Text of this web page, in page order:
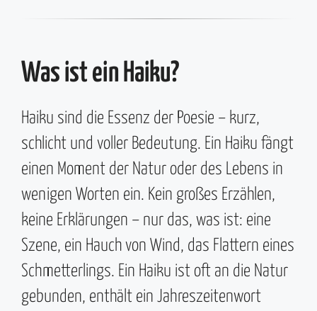
Was ist ein Haiku?
Haiku sind die Essenz der Poesie – kurz,
schlicht und voller Bedeutung. Ein Haiku fängt
einen Moment der Natur oder des Lebens in
wenigen Worten ein. Kein großes Erzählen,
keine Erklärungen – nur das, was ist: eine
Szene, ein Hauch von Wind, das Flattern eines
Schmetterlings. Ein Haiku ist oft an die Natur
gebunden, enthält ein Jahreszeitenwort